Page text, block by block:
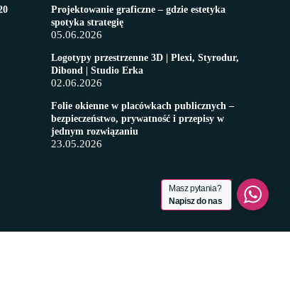
Projektowanie graficzne – gdzie estetyka
spotyka strategię
05.06.2026
Logotypy przestrzenne 3D | Plexi, Styrodur,
Dibond | Studio Erka
02.06.2026
​Folie okienne w placówkach publicznych –
bezpieczeństwo, prywatność i przepisy w
jednym rozwiązaniu
23.05.2026
Masz pytania?
Napisz do nas